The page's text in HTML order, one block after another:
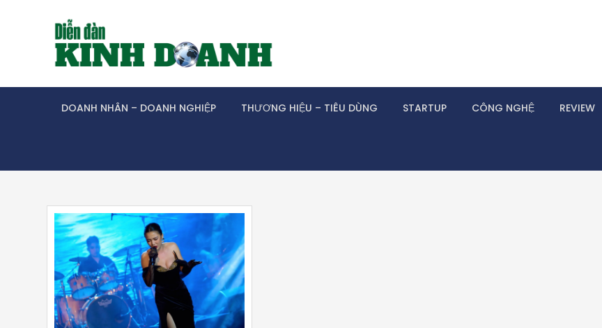
DOANH NHÂN – DOANH NGHIỆP THƯƠNG HIỆU – TIÊU DÙNG STARTUP CÔNG NGHỆ REVIEW